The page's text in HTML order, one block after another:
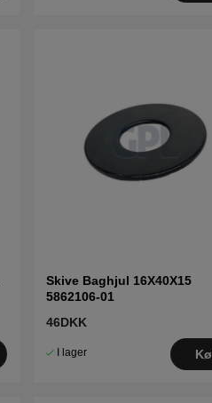
Skive Baghjul 16X40X15
5862106-01
46DKK
I lager